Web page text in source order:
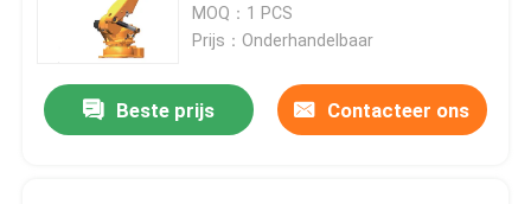
Kwaliteitscontrole
Neem contact met ons op
MOQ：1 PCS
Prijs：Onderhandelbaar
Beste prijs Contacteer ons